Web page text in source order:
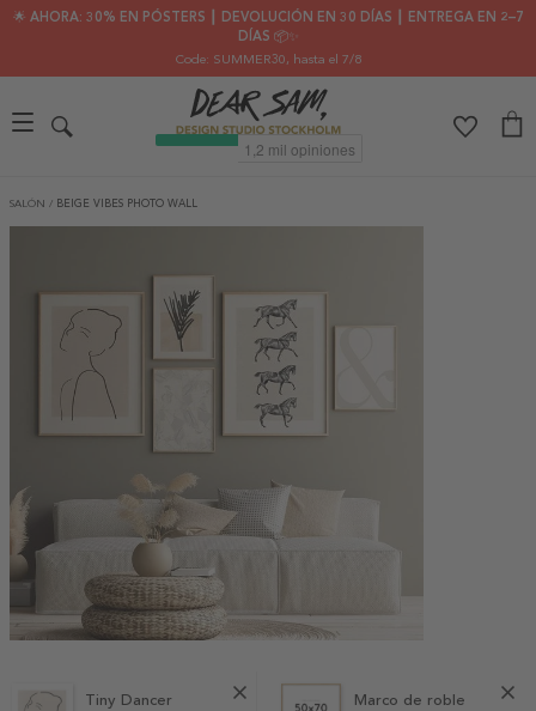
🌟 AHORA: 30% EN PÓSTERS ┃ DEVOLUCIÓN EN 30 DÍAS ┃ ENTREGA EN 2–7
DÍAS 📦✨
Code: SUMMER30, hasta el 7/8
SALÓN / BEIGE VIBES PHOTO WALL
Tiny Dancer
Marco de roble